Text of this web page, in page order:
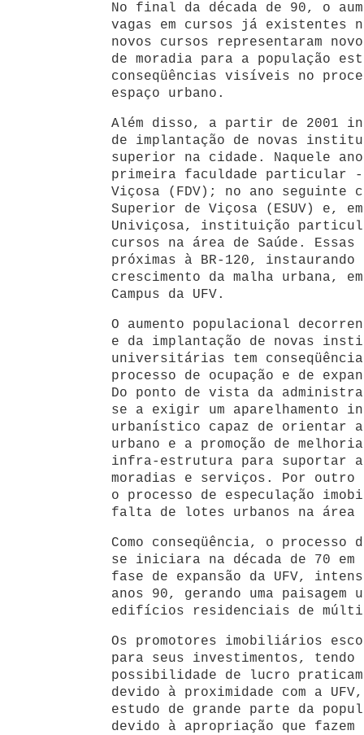
No final da década de 90, o
vagas em cursos já existentes
novos cursos representaram
de moradia para a população
conseqüências visíveis no
espaço urbano.
Além disso, a partir de 2001
de implantação de novas
superior na cidade. Naquele
primeira faculdade particular -
Viçosa (FDV); no ano seguinte
Superior de Viçosa (ESUV) e,
Univiçosa, instituição
cursos na área de Saúde.
próximas à BR-120, instaurando
crescimento da malha urbana,
Campus da UFV.
O aumento populacional
e da implantação de novas
universitárias tem
processo de ocupação e de
Do ponto de vista da
se a exigir um aparelhamento
urbanístico capaz de orientar a
urbano e a promoção de
infra-estrutura para suportar a
moradias e serviços. Por
o processo de especulação
falta de lotes urbanos na
Como conseqüência, o
se iniciara na década de 70 em
fase de expansão da UFV,
anos 90, gerando uma paisagem
edifícios residenciais de
Os promotores imobiliários
para seus investimentos, tendo
possibilidade de lucro
devido à proximidade com a
estudo de grande parte da
devido à apropriação que fazem